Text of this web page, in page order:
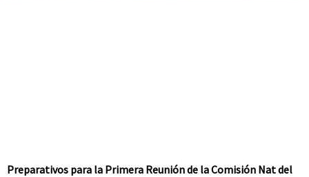
Preparativos para la Primera Reunión de la Comisión Nat del